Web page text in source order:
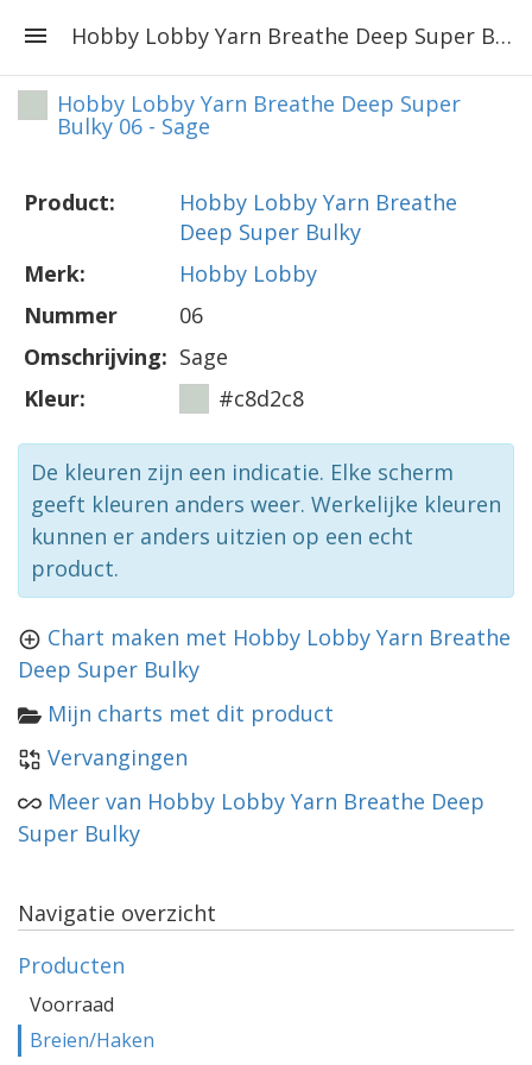
Hobby Lobby Yarn Breathe Deep Super Bulky 06 - Sage
Hobby Lobby Yarn Breathe Deep Super
Bulky 06 - Sage
Product:
Hobby Lobby Yarn Breathe
Deep Super Bulky
Merk:
Hobby Lobby
Nummer
06
Omschrijving: Sage
Kleur:
#c8d2c8
De kleuren zijn een indicatie. Elke scherm
geeft kleuren anders weer. Werkelijke kleuren
kunnen er anders uitzien op een echt
product.
Chart maken met Hobby Lobby Yarn Breathe
Deep Super Bulky
Mijn charts met dit product
Vervangingen
Meer van Hobby Lobby Yarn Breathe Deep
Super Bulky
Navigatie overzicht
Producten
Voorraad
Breien/Haken